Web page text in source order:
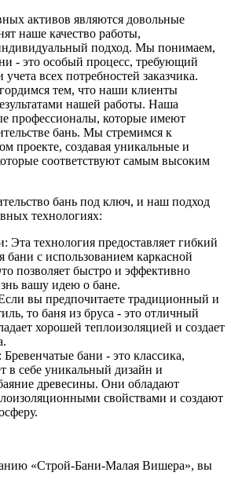
активов являются довольные
наше качество работы,
подход. Мы понимаем,
- это особый процесс, требующий
всех потребностей заказчика.
тем, что наши клиенты
нашей работы. Наша
профессионалы, которые имеют
бань. Мы стремимся к
проекте, создавая уникальные и
соответствуют самым высоким
бань под ключ, и наш подход
технологиях:
Эта технология предоставляет гибкий
бани с использованием каркасной
позволяет быстро и эффективно
вашу идею о бане.
вы предпочитаете традиционный и
то баня из бруса - это отличный
хорошей теплоизоляцией и создает
бани - это классика,
в себе уникальный дизайн и
древесины. Они обладают
свойствами и создают
«Строй-Бани-Малая Вишера», вы